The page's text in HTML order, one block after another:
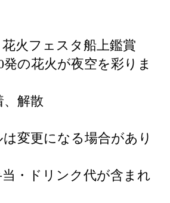
ェスタ船上鑑賞
火が夜空を彩りま
解散
変更になる場合があり
・ドリンク代が含まれ